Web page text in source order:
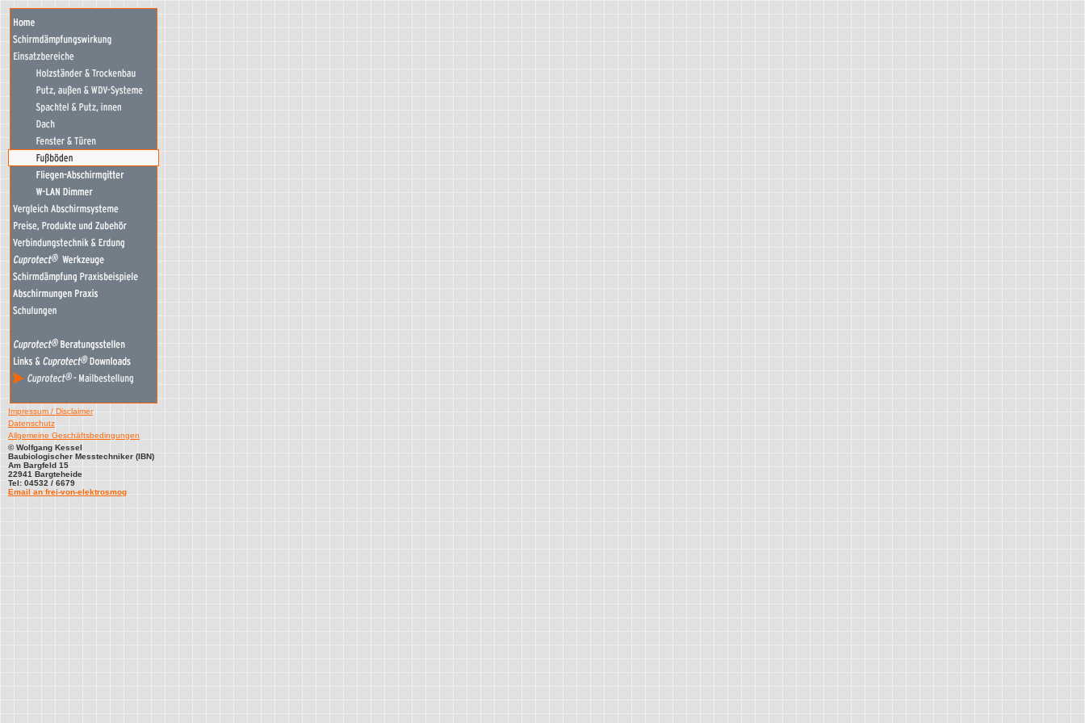
Impressum / Disclaimer
Datenschutz
Allgemeine Geschäftsbedingungen
©Wolfgang Kessel
Baubiologischer Messtechniker (IBN)
Am Bargfeld 15
22941 Bargteheide
Tel: 04532 / 6679
Email an frei-von-elektrosmog